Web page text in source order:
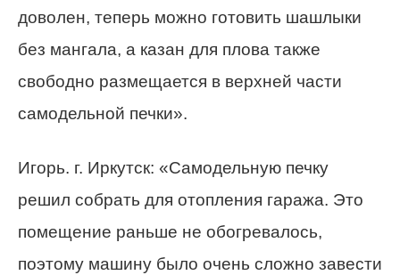
доволен, теперь можно готовить шашлыки
без мангала, а казан для плова также
свободно размещается в верхней части
самодельной печки».
Игорь. г. Иркутск: «Самодельную печку
решил собрать для отопления гаража. Это
помещение раньше не обогревалось,
поэтому машину было очень сложно завести